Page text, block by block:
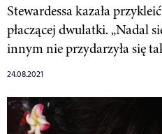
Stewardessa kazała
płaczącej dwulatki. „Nadal
innym nie przydarzyła się
24.08.2021